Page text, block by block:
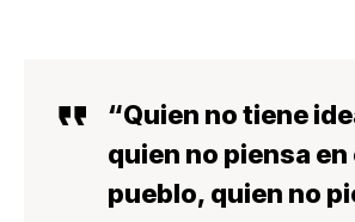
“Quien no tiene
quien no piensa en
pueblo, quien no